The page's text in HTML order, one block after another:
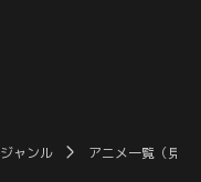
ジャンル アニメ一覧（見放